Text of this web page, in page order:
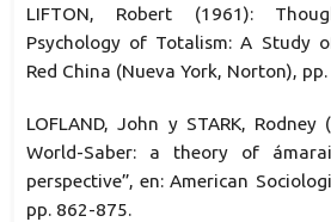
LIFTON, Robert (1961):
Psychology of Totalism: A Study
Red China (Nueva York, Norton),
LOFLAND, John y STARK, Rodney
World-Saber: a theory of
perspective”, en: American
pp. 862-875.